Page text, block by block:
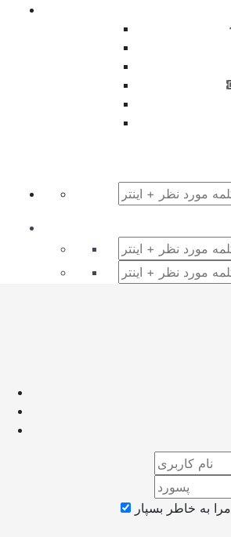
مرا به خاطر بسپار